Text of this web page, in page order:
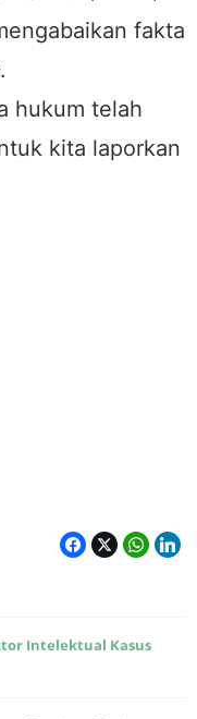
fakta
hukum telah
kita laporkan
Intelektual Kasus